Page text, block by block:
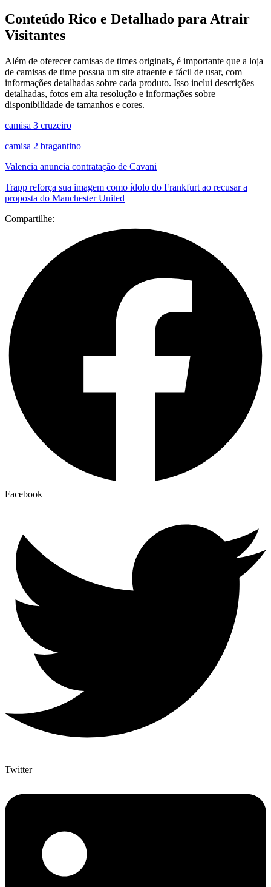
Conteúdo Rico e Detalhado para Atrair
Visitantes
Além de oferecer camisas de times originais, é importante que a loja
de camisas de time possua um site atraente e fácil de usar, com
informações detalhadas sobre cada produto. Isso inclui descrições
detalhadas, fotos em alta resolução e informações sobre
disponibilidade de tamanhos e cores.
camisa 3 cruzeiro
camisa 2 bragantino
Valencia anuncia contratação de Cavani
Trapp reforça sua imagem como ídolo do Frankfurt ao recusar a
proposta do Manchester United
Compartilhe:
Facebook
Twitter